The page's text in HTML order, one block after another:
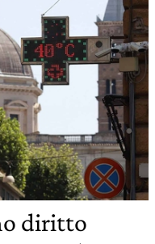
diritto